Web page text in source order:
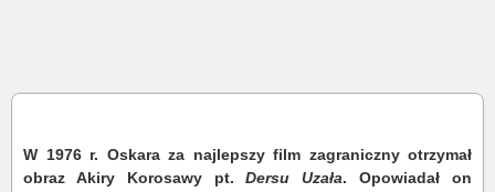
W 1976 r. Oskara za najlepszy film zagraniczny otrzymał
obraz Akiry Korosawy pt.Dersu Uzała. Opowiadał on